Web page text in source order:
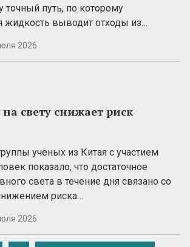
точный путь, по которому
жидкость выводит отходы из…
2026
свету снижает риск
ученых из Китая с участием
показало, что достаточное
света в течение дня связано со
риска…
2026